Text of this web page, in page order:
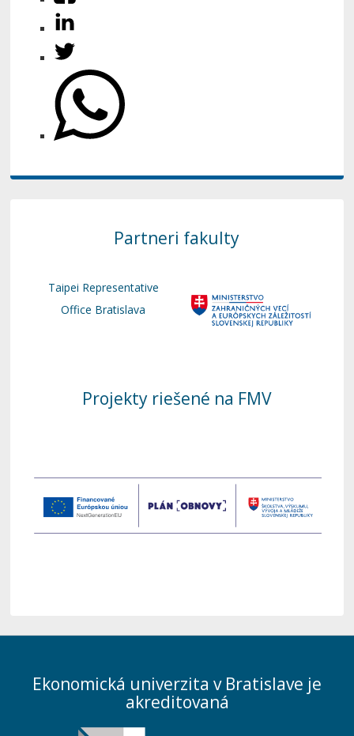
Partneri fakulty
Taipei Representative
Office Bratislava
Projekty riešené na FMV
Ekonomická univerzita v Bratislave je
akreditovaná